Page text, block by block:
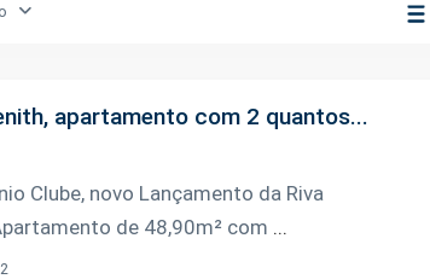
apartamento com 2 quantos...
Clube, novo Lançamento da Riva
de 48,90m² com ...
2